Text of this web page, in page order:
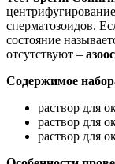
сперматозоидов.
состояние
отсутствуют –
Содержимое
раствор для
раствор для
раствор для